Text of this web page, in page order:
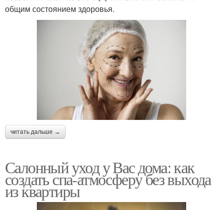
общим состоянием здоровья.
читать дальше →
Салонный уход у Вас дома: как
создать спа-атмосферу без выхода
из квартиры